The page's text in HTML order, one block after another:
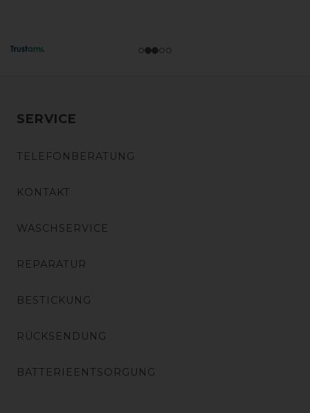
SERVICE
TELEFONBERATUNG
KONTAKT
WASCHSERVICE
REPARATUR
BESTICKUNG
RÜCKSENDUNG
BATTERIEENTSORGUNG